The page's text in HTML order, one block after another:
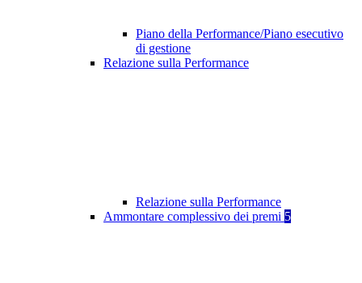
Piano della Performance/Piano esecutivo
di gestione
Relazione sulla Performance
Relazione sulla Performance
Ammontare complessivo dei premi 5